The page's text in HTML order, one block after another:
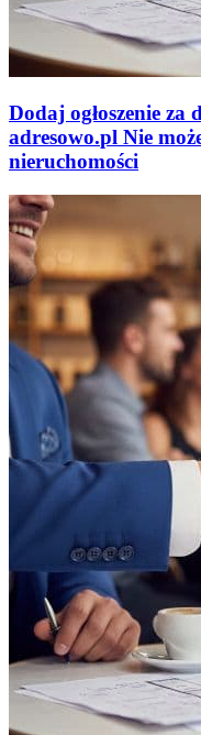
Dodaj ogłoszenie za
adresowo.pl Nie
nieruchomości